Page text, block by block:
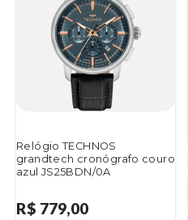
Relógio TECHNOS
grandtech cronógrafo couro
azul JS25BDN/0A
R$ 779,00